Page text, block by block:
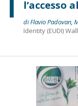
l’accesso
di Flavio Padovan,
Identity (EUDI)